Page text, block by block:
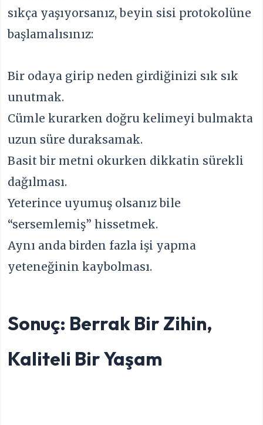
sıkça yaşıyorsanız, beyin sisi protokolüne
başlamalısınız:
Bir odaya girip neden girdiğinizi sık sık
unutmak.
Cümle kurarken doğru kelimeyi bulmakta
uzun süre duraksamak.
Basit bir metni okurken dikkatin sürekli
dağılması.
Yeterince uyumuş olsanız bile
“sersemlemiş” hissetmek.
Aynı anda birden fazla işi yapma
yeteneğinin kaybolması.
Sonuç: Berrak Bir Zihin,
Kaliteli Bir Yaşam